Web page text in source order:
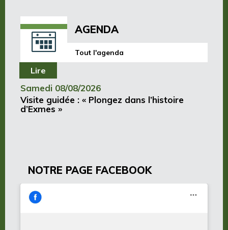
AGENDA
Tout l'agenda
Lire
Samedi 08/08/2026
Visite guidée : « Plongez dans l’histoire
d’Exmes »
NOTRE PAGE FACEBOOK